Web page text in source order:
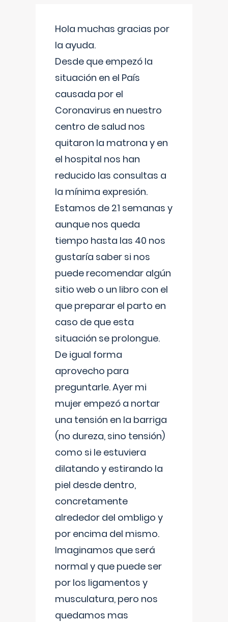
Hola muchas gracias por
la ayuda.
Desde que empezó la
situación en el País
causada por el
Coronavirus en nuestro
centro de salud nos
quitaron la matrona y en
el hospital nos han
reducido las consultas a
la mínima expresión.
Estamos de 21 semanas y
aunque nos queda
tiempo hasta las 40 nos
gustaría saber si nos
puede recomendar algún
sitio web o un libro con el
que preparar el parto en
caso de que esta
situación se prolongue.
De igual forma
aprovecho para
preguntarle. Ayer mi
mujer empezó a nortar
una tensión en la barriga
(no dureza, sino tensión)
como si le estuviera
dilatando y estirando la
piel desde dentro,
concretamente
alrededor del ombligo y
por encima del mismo.
Imaginamos que será
normal y que puede ser
por los ligamentos y
musculatura, pero nos
quedamos mas